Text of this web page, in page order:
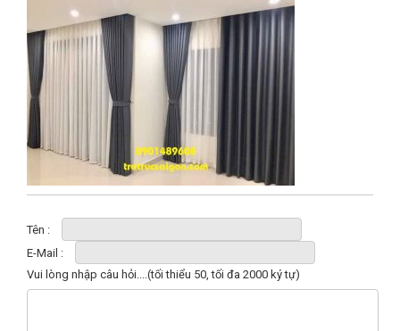
Tên :
E-Mail :
Vui lòng nhập câu hỏi....(tối thiểu 50, tối đa 2000 ký tự)